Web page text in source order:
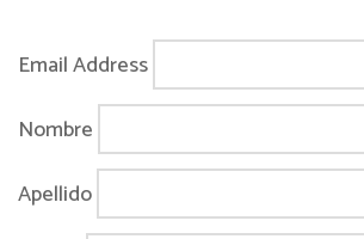
Email Address
Nombre
Apellido